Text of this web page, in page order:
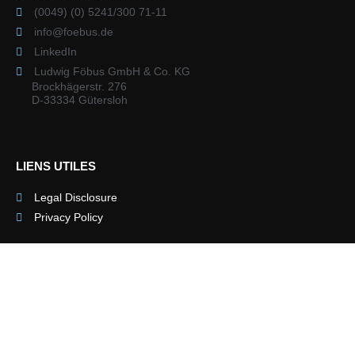
(0049) (0) 5241/300 71-11
info@foebus.de
LinkedIn
Ludwig Föbus GmbH & Co. KG
Brockhägerstr. 276
D-33334 Gütersloh
LIENS UTILES
Legal Disclosure
Privacy Policy